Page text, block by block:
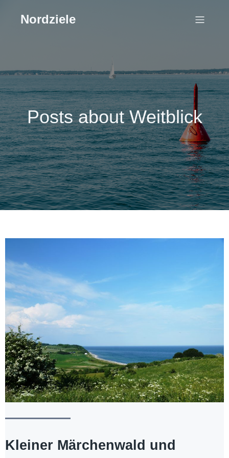
Nordziele
Posts about Weitblick
Kleiner Märchenwald und